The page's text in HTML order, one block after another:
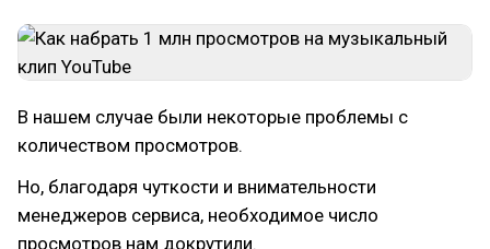
В нашем случае были некоторые проблемы с
количеством просмотров.
Но, благодаря чуткости и внимательности
менеджеров сервиса, необходимое число
просмотров нам докрутили.